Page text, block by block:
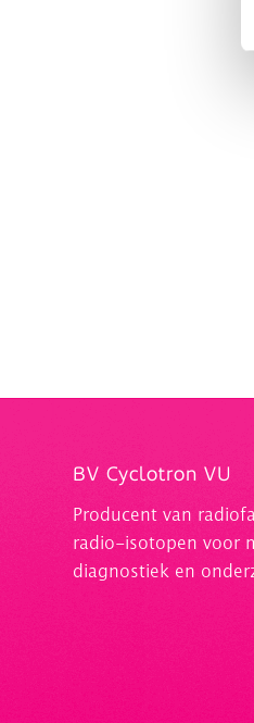
BV Cyclotron VU
Producent van
radio-isotopen voor
diagnostiek en